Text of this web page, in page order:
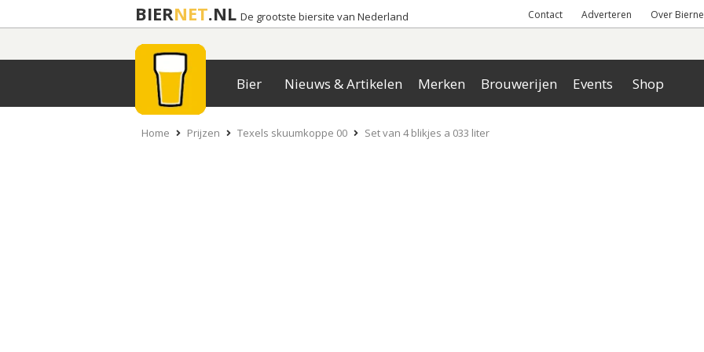
BIERNET.NL De grootste biersite van Nederland Contact Adverteren Over
Bier Nieuws & Artikelen Merken Brouwerijen Events Shop
Home Prijzen Texels skuumkoppe 00 Set van 4 blikjes a 033 liter